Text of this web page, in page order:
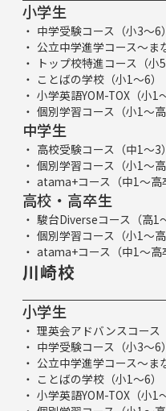
小学生
中学受験コース（小3～6）
公立中学進学コース～ま
トップ校特進コース（小5
ことばの学校（小1～6）
小学英語YOM-TOX（小1
個別学習コース（小1～高
中学生
高校受験コース（中1～3）
個別学習コース（小1～高
atama+コース（中1～高
高校・高卒生
駿台Diverseコース（高1
個別学習コース（小1～高
atama+コース（中1～高
川崎校
小学生
理英会アドバンスコース
中学受験コース（小3～6）
公立中学進学コース～ま
ことばの学校（小1～6）
小学英語YOM-TOX（小1